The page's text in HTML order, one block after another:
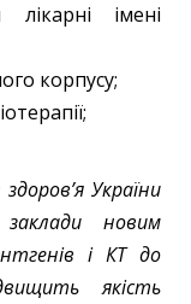
лікарні імені
корпусу;
України
новим
і КТ до
якість